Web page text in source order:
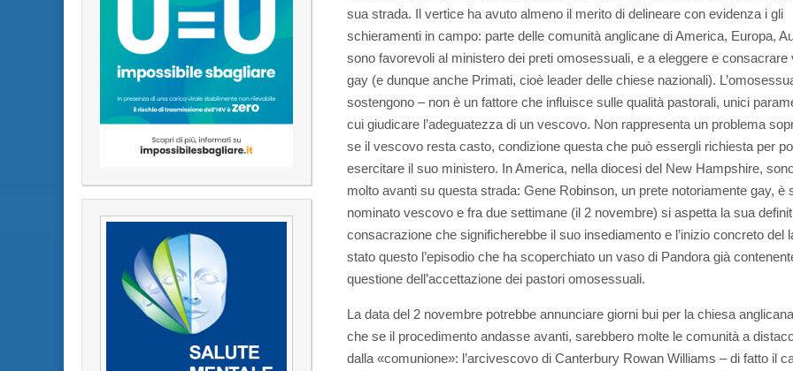
sua strada. Il vertice ha avuto almeno il merito di delineare con evidenza i gli
schieramenti in campo: parte delle comunità anglicane di America, Europa,
sono favorevoli al ministero dei preti omosessuali, e a eleggere e consacrare
gay (e dunque anche Primati, cioè leader delle chiese nazionali).
sostengono – non è un fattore che influisce sulle qualità pastorali, unici
cui giudicare l’adeguatezza di un vescovo. Non rappresenta un problema
se il vescovo resta casto, condizione questa che può essergli richiesta per
esercitare il suo ministero. In America, nella diocesi del New Hampshire,
molto avanti su questa strada: Gene Robinson, un prete notoriamente gay, è
nominato vescovo e fra due settimane (il 2 novembre) si aspetta la sua
consacrazione che significherebbe il suo insediamento e l’inizio concreto del
stato questo l’episodio che ha scoperchiato un vaso di Pandora già
questione dell’accettazione dei pastori omosessuali.
La data del 2 novembre potrebbe annunciare giorni bui per la chiesa
che se il procedimento andasse avanti, sarebbero molte le comunità a
dalla «comunione»: l’arcivescovo di Canterbury Rowan Williams – di fatto il